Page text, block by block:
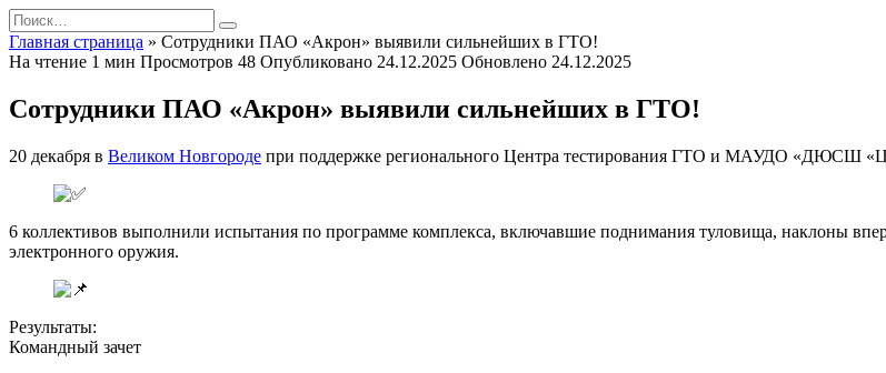
Перейти
к
содержанию
Search
for:
Главная страница » Сотрудники ПАО «Акрон» выявили сильнейших в ГТО!
На чтение 1 мин Просмотров 48 Опубликовано 24.12.2025 Обновлено 24.12.2025
Сотрудники ПАО «Акрон» выявили сильнейших в ГТО!
20 декабря в Великом Новгороде при поддержке регионального Центра тестирования ГТО и МАУДО «ДЮСШ
6 коллективов выполнили испытания по программе комплекса, включавшие поднимания туловища, наклоны
электронного оружия.
Результаты:
Командный зачет